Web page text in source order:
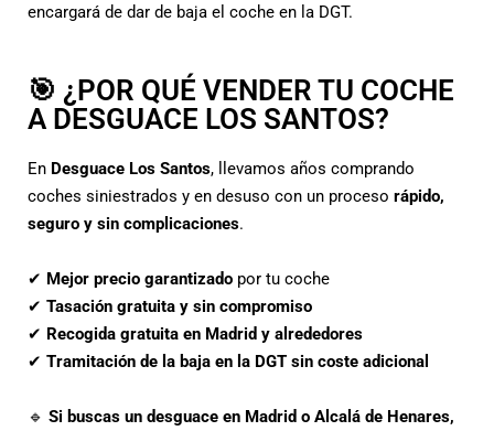
encargará de dar de baja el coche en la DGT.
🎯 ¿POR QUÉ VENDER TU COCHE
A DESGUACE LOS SANTOS?
En Desguace Los Santos, llevamos años comprando
coches siniestrados y en desuso con un proceso rápido,
seguro y sin complicaciones.
✔ Mejor precio garantizado por tu coche
✔ Tasación gratuita y sin compromiso
✔ Recogida gratuita en Madrid y alrededores
✔ Tramitación de la baja en la DGT sin coste adicional
🔹 Si buscas un desguace en Madrid o Alcalá de Henares,